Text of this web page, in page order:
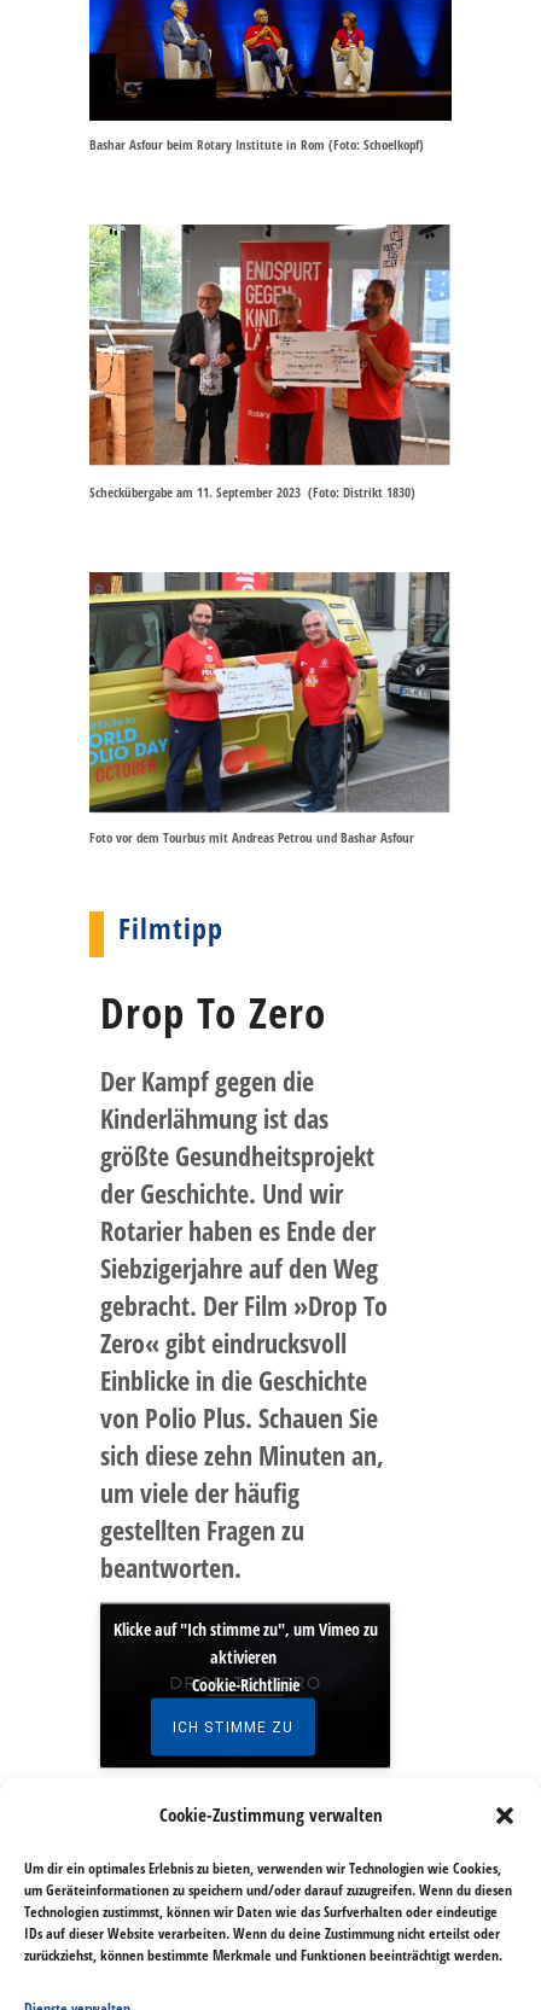
Cookie-Zustimmung verwalten
Um dir ein optimales Erlebnis zu bieten, verwenden wir Technologien wie Cookies,
um Geräteinformationen zu speichern und/oder darauf zuzugreifen. Wenn du diesen
Technologien zustimmst, können wir Daten wie das Surfverhalten oder eindeutige
IDs auf dieser Website verarbeiten. Wenn du deine Zustimmung nicht erteilst oder
zurückziehst, können bestimmte Merkmale und Funktionen beeinträchtigt werden.
Bashar Asfour beim Rotary Institute in Rom (Foto: Schoelkopf)
Scheckübergabe am 11. September 2023 (Foto: Distrikt 1830)
Foto vor dem Tourbus mit Andreas Petrou und Bashar Asfour
Filmtipp
Drop To Zero
Der Kampf gegen die
Kinderlähmung ist das
größte Gesundheitsprojekt
der Geschichte. Und wir
Rotarier haben es Ende der
Siebzigerjahre auf den Weg
gebracht. Der Film »Drop To
Zero« gibt eindrucksvoll
Einblicke in die Geschichte
von Polio Plus. Schauen Sie
sich diese zehn Minuten an,
um viele der häufig
gestellten Fragen zu
beantworten.
Klicke auf "Ich stimme zu", um Vimeo zu
aktivieren
Cookie-Richtlinie
ICH STIMME ZU